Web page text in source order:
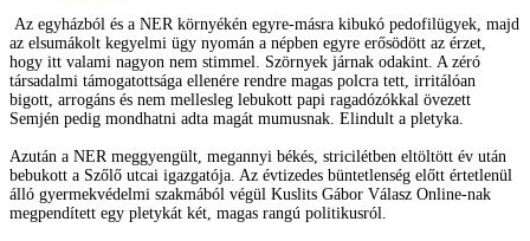
Az egyházból és a NER környékén egyre-másra kibukó pedofilügyek, majd
az elsumákolt kegyelmi ügy nyomán a népben egyre erősödött az érzet,
hogy itt valami nagyon nem stimmel. Szörnyek járnak odakint. A zéró
társadalmi támogatottsága ellenére rendre magas polcra tett, irritálóan
bigott, arrogáns és nem mellesleg lebukott papi ragadózókkal övezett
Semjén pedig mondhatni adta magát mumusnak. Elindult a pletyka.
Azután a NER meggyengült, megannyi békés, stricilétben eltöltött év után
bebukott a Szőlő utcai igazgatója. Az évtizedes büntetlenség előtt értetlenül
álló gyermekvédelmi szakmából végül Kuslits Gábor Válasz Online-nak
megpendített egy pletykát két, magas rangú politikusról.